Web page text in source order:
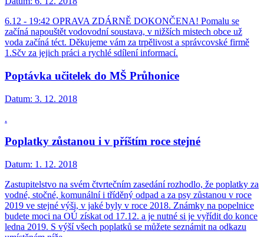
6.12 - 19:42 OPRAVA ZDÁRNĚ DOKONČENA! Pomalu se
začíná napouštět vodovodní soustava, v nižších mistech obce už
voda začíná téct. Děkujeme vám za trpělivost a správcovské firmě
1.Sčv za jejich práci a rychlé sdílení informací.
Poptávka učitelek do MŠ Průhonice
Datum: 3. 12. 2018
.
Poplatky zůstanou i v příštím roce stejné
Datum: 1. 12. 2018
Zastupitelstvo na svém čtvrtečním zasedání rozhodlo, že poplatky za
vodné, stočné, komunální i tříděný odpad a za psy zůstanou v roce
2019 ve stejné výši, v jaké byly v roce 2018. Známky na popelnice
budete moci na OÚ získat od 17.12. a je nutné si je vyřídit do konce
ledna 2019. S výší všech poplatků se můžete seznámit na odkazu